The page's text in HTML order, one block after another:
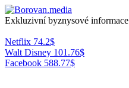
Exkluzivní byznysové informace
Netflix 74.2$
Walt Disney 101.76$
Facebook 588.77$